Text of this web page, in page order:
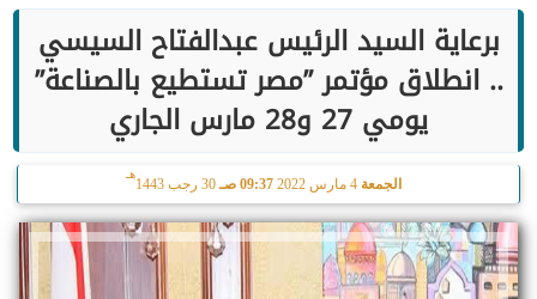
برعاية السيد الرئيس عبدالفتاح السيسي
.. انطلاق مؤتمر ”مصر تستطيع بالصناعة”
يومي 27 و28 مارس الجاري
الجمعة 09:37 صـ 30 رجب 1443
هـ